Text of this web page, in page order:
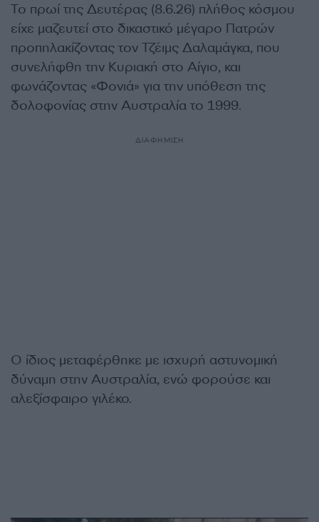
Το πρωί της Δευτέρας (8.6.26) πλήθος κόσμου
είχε μαζευτεί στο δικαστικό μέγαρο Πατρών
προπηλακίζοντας τον Τζέιμς Δαλαμάγκα, που
συνελήφθη την Κυριακή στο Αίγιο, και
φωνάζοντας «Φονιά» για την υπόθεση της
δολοφονίας στην Αυστραλία το 1999.
ΔΙΑΦΗΜΙΣΗ
Ο ίδιος μεταφέρθηκε με ισχυρή αστυνομική
δύναμη στην Αυστραλία, ενώ φορούσε και
αλεξίσφαιρο γιλέκο.